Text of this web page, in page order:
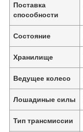
Поставка
способности
Состояние
Хранилище
Ведущее колесо
Лошадиные силы
Тип трансмиссии